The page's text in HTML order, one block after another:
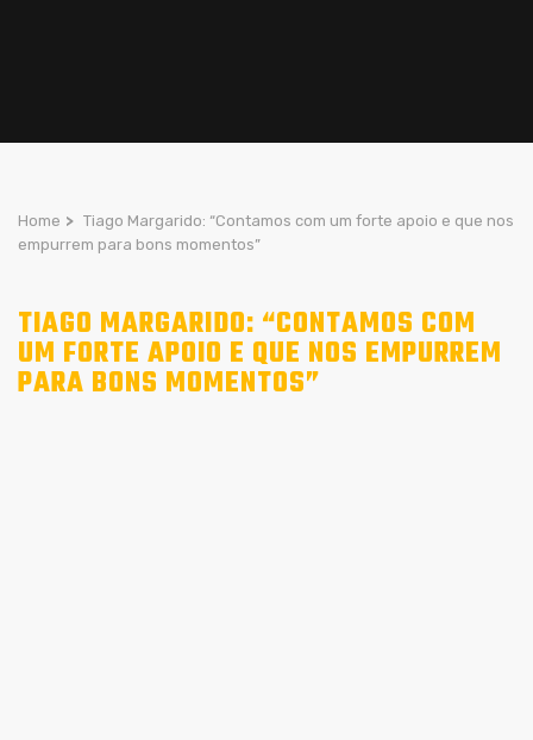
Home > Tiago Margarido: “Contamos com um forte apoio e que nos
empurrem para bons momentos”
TIAGO MARGARIDO: “CONTAMOS COM
UM FORTE APOIO E QUE NOS EMPURREM
PARA BONS MOMENTOS”